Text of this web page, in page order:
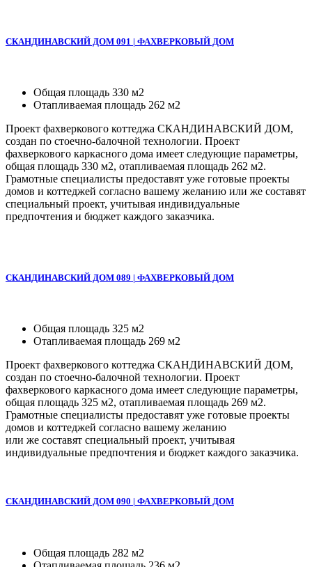
СКАНДИНАВСКИЙ ДОМ 091 | ФАХВЕРКОВЫЙ ДОМ
Общая площадь 330 м2
Отапливаемая площадь 262 м2
Проект фахверкового коттеджа СКАНДИНАВСКИЙ ДОМ,
создан по стоечно-балочной технологии. Проект
фахверкового каркасного дома имеет следующие параметры,
общая площадь 330 м2, отапливаемая площадь 262 м2.
Грамотные специалисты предоставят уже готовые проекты
домов и коттеджей согласно вашему желанию или же составят
специальный проект, учитывая индивидуальные
предпочтения и бюджет каждого заказчика.
СКАНДИНАВСКИЙ ДОМ 089 | ФАХВЕРКОВЫЙ ДОМ
Общая площадь 325 м2
Отапливаемая площадь 269 м2
Проект фахверкового коттеджа СКАНДИНАВСКИЙ ДОМ,
создан по стоечно-балочной технологии. Проект
фахверкового каркасного дома имеет следующие параметры,
общая площадь 325 м2, отапливаемая площадь 269 м2.
Грамотные специалисты предоставят уже готовые проекты
домов и коттеджей согласно вашему желанию
или же составят специальный проект, учитывая
индивидуальные предпочтения и бюджет каждого заказчика.
СКАНДИНАВСКИЙ ДОМ 090 | ФАХВЕРКОВЫЙ ДОМ
Общая площадь 282 м2